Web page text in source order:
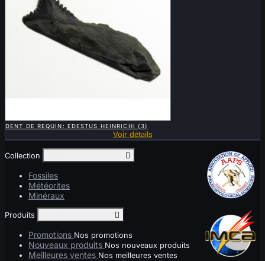
DENT DE REQUIN: EDESTUS HEINRICHI (3)
Voir détails
Collection 
Fossiles
Météorites
Minéraux
Produits 
Promotions Nos promotions
Nouveaux produits Nos nouveaux produits
Meilleures ventes Nos meilleures ventes